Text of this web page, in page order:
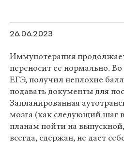
26.06.2023
Иммунотерапия
переносит ее нормально.
ЕГЭ, получил неплохие
подавать документы для
Запланированная
мозга (как следующий шаг
планам пойти на
всегда, сдержан, не дает